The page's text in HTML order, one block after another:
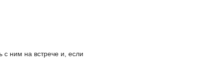
ним на встрече и, если